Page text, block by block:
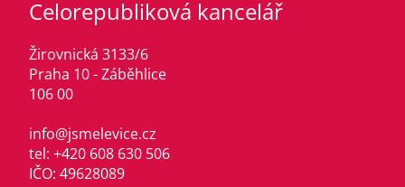
Celorepubliková kancelář
Žirovnická 3133/6
Praha 10 - Záběhlice
106 00
info@jsmelevice.cz
tel: +420 608 630 506
IČO: 49628089